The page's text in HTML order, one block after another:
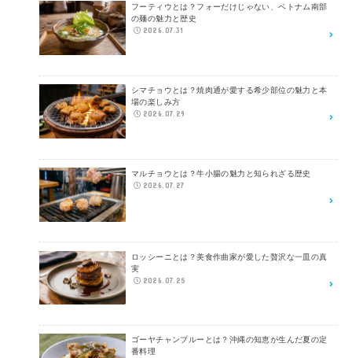
フーティウとは？フォーだけじゃない、ベトナム南部
の麺の魅力と歴史
2026.07.31
シマチョウとは？焼肉通が愛する希少部位の魅力と本
場の楽しみ方
2026.07.29
マルチョウとは？牛小腸の魅力と知られざる歴史
2026.07.27
ロッシーニとは？美食作曲家が愛した贅沢な一皿の真
実
2026.07.25
ゴーヤチャンプルーとは？沖縄の知恵が生んだ夏の定
番料理